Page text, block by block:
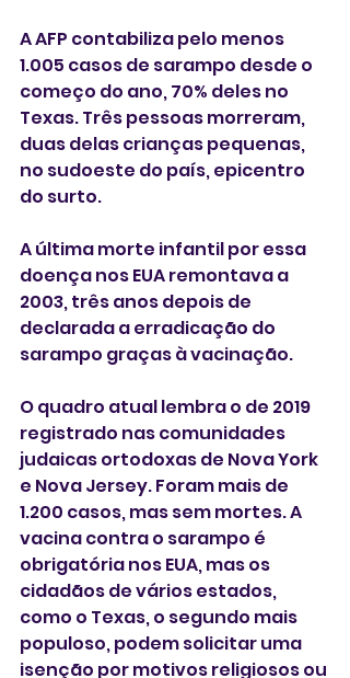
A AFP contabiliza pelo menos
1.005 casos de sarampo desde o
começo do ano, 70% deles no
Texas. Três pessoas morreram,
duas delas crianças pequenas,
no sudoeste do país, epicentro
do surto.
A última morte infantil por essa
doença nos EUA remontava a
2003, três anos depois de
declarada a erradicação do
sarampo graças à vacinação.
O quadro atual lembra o de 2019
registrado nas comunidades
judaicas ortodoxas de Nova York
e Nova Jersey. Foram mais de
1.200 casos, mas sem mortes. A
vacina contra o sarampo é
obrigatória nos EUA, mas os
cidadãos de vários estados,
como o Texas, o segundo mais
populoso, podem solicitar uma
isenção por motivos religiosos ou